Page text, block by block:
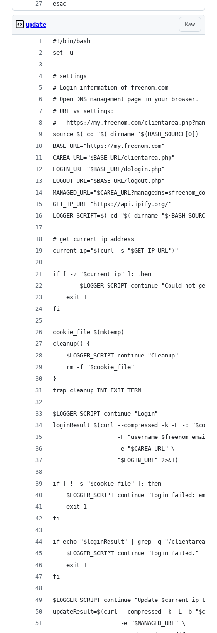
esac
Raw
update
#!/bin/bash
set -u
# settings
# Login information of freenom.com
# Open DNS management page in your browser.
# URL vs settings:
#   https://my.freenom.com/
source $( cd "$( dirname "${BASH_SOURCE[0]}"
BASE_URL="https://my.freenom.com"
CAREA_URL="$BASE_URL/clientarea.php"
LOGIN_URL="$BASE_URL/dologin.php"
LOGOUT_URL="$BASE_URL/logout.php"
GET_IP_URL="https://api.ipify.org/"
LOGGER_SCRIPT=$( cd "$( dirname
# get current ip address
current_ip="$(curl -s "$GET_IP_URL")"
if [ -z "$current_ip" ]; then
$LOGGER_SCRIPT continue "Could not get
    exit 1
fi
cookie_file=$(mktemp)
cleanup() {
    $LOGGER_SCRIPT continue "Cleanup"
    rm -f "$cookie_file"
}
trap cleanup INT EXIT TERM
$LOGGER_SCRIPT continue "Login"
loginResult=$(curl --compressed -k -L -c
-F "username=$freenom_email"
                   -e "$CAREA_URL" \
                   "$LOGIN_URL" 2>&1)
if [ ! -s "$cookie_file" ]; then
$LOGGER_SCRIPT continue "Login failed:
    exit 1
fi
if echo "$loginResult" | grep -q "/
    $LOGGER_SCRIPT continue "Login failed."
    exit 1
fi
$LOGGER_SCRIPT continue "Update $current_ip to
updateResult=$(curl --compressed -k -L -b
                    -e "$MANAGED_URL" \